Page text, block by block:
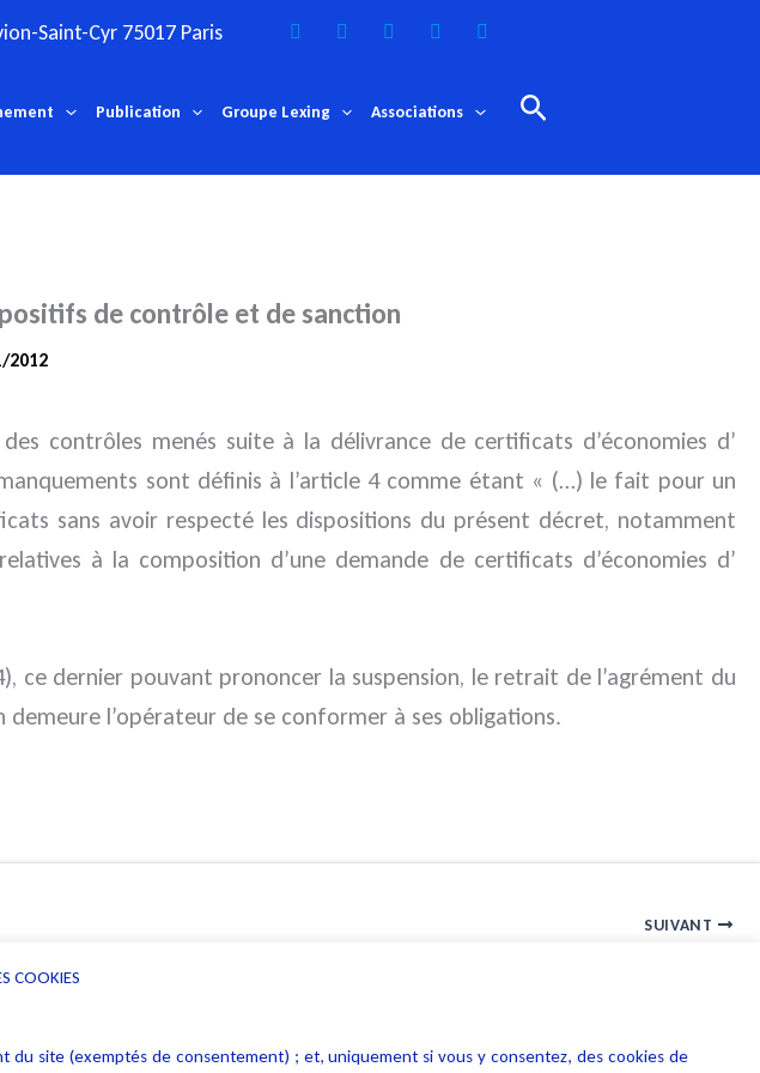
Saint-Cyr 75017 Paris
Publication Groupe Lexing Associations Rechercher
de contrôle et de sanction
2012
contrôles menés suite à la délivrance de certificats d’économies d’
sont définis à l’article 4 comme étant « (…) le fait pour un
sans avoir respecté les dispositions du présent décret, notamment
à la composition d’une demande de certificats d’économies d’
ce dernier pouvant prononcer la suspension, le retrait de l’agrément du
demeure l’opérateur de se conformer à ses obligations.
SUIVANT
COOKIES
site (exemptés de consentement) ; et, uniquement si vous y consentez, des cookies de